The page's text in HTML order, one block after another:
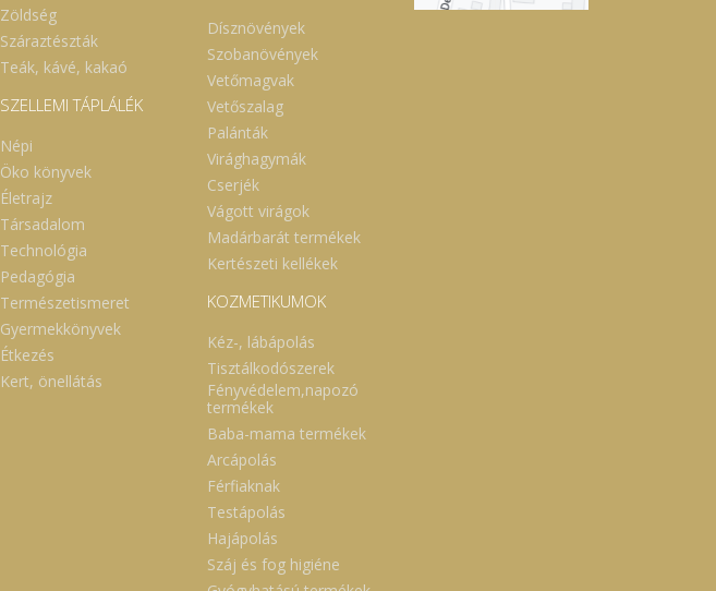
Zöldség
Száraztészták
Teák, kávé, kakaó
SZELLEMI TÁPLÁLÉK
Népi
Öko könyvek
Életrajz
Társadalom
Technológia
Pedagógia
Természetismeret
Gyermekkönyvek
Étkezés
Kert, önellátás
Dísznövények
Szobanövények
Vetőmagvak
Vetőszalag
Palánták
Virághagymák
Cserjék
Vágott virágok
Madárbarát termékek
Kertészeti kellékek
KOZMETIKUMOK
Kéz-, lábápolás
Tisztálkodószerek
Fényvédelem,napozó
termékek
Baba-mama termékek
Arcápolás
Férfiaknak
Testápolás
Hajápolás
Száj és fog higiéne